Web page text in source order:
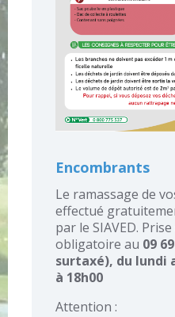
Encombrants
Le ramassage de
effectué
par le SIAVED.
obligatoire au 09
surtaxé), du lundi
à 18h00
Attention :